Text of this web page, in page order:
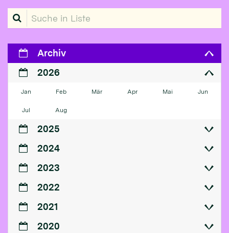
Suche in Liste
Archiv
2026
Jan Feb Mär Apr Mai Jun
Jul Aug
2025
2024
2023
2022
2021
2020